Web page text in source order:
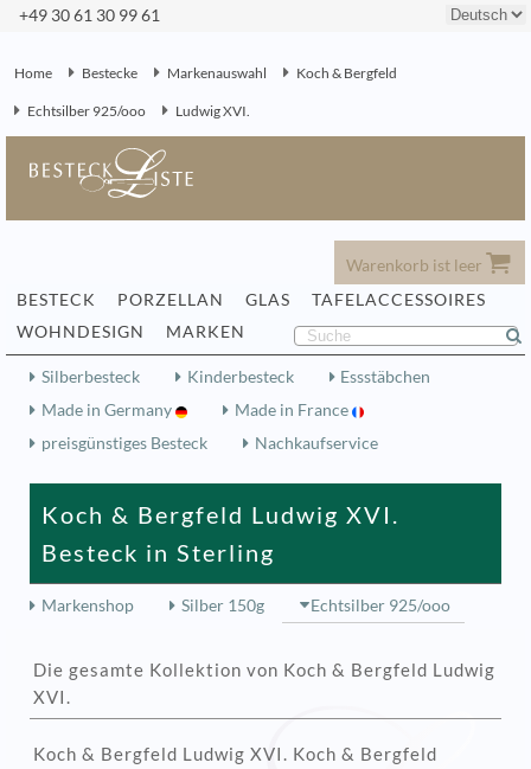
+49 30 61 30 99 61
Home Bestecke Markenauswahl Koch & Bergfeld
Echtsilber 925/ooo Ludwig XVI.
Warenkorb ist leer
BESTECK
PORZELLAN GLAS
TAFELACCESSOIRES
WOHNDESIGN
MARKEN
Silberbesteck Kinderbesteck
Essstäbchen
Made in Germany
Made in France
preisgünstiges Besteck
Nachkaufservice
Koch & Bergfeld Ludwig XVI.
Besteck in Sterling
Markenshop Silber 150g Echtsilber 925/ooo
Die gesamte Kollektion von Koch & Bergfeld Ludwig
XVI.
Koch & Bergfeld Ludwig XVI. Koch & Bergfeld